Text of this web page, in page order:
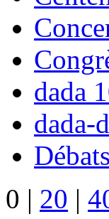
dada
dada-
Débats
0 | 20 |